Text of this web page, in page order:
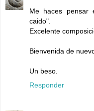
Me haces pensar
caido".
Excelente
Bienvenida de
Un beso.
Responder